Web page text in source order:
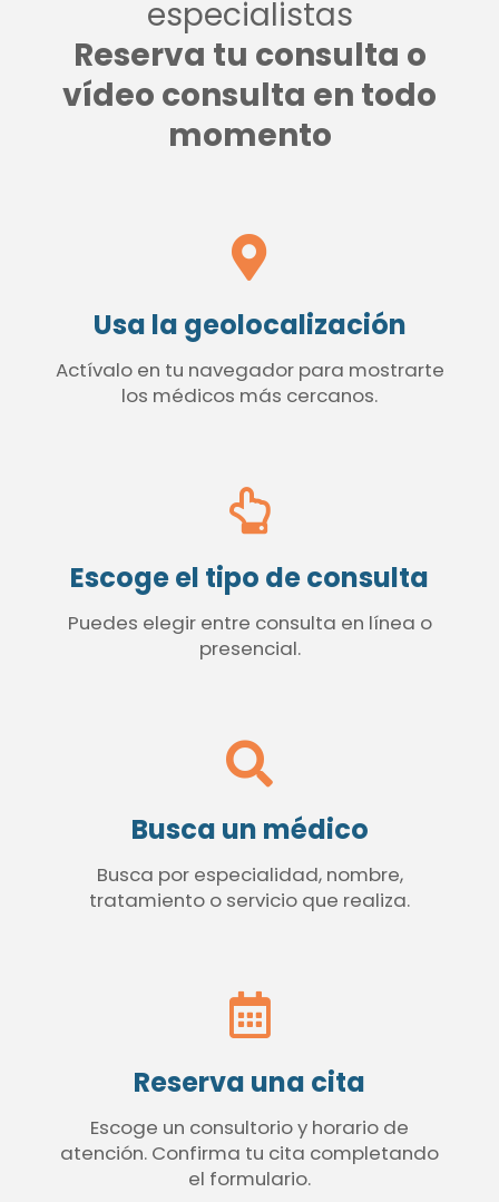
especialistas
Reserva tu consulta o
vídeo consulta en todo
momento
Usa la geolocalización
Actívalo en tu navegador para mostrarte
los médicos más cercanos.
Escoge el tipo de consulta
Puedes elegir entre consulta en línea o
presencial.
Busca un médico
Busca por especialidad, nombre,
tratamiento o servicio que realiza.
Reserva una cita
Escoge un consultorio y horario de
atención. Confirma tu cita completando
el formulario.